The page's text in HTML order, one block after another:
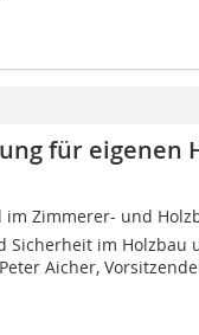
für eigenen
im Zimmerer- und
Sicherheit im Holzbau
Aicher,